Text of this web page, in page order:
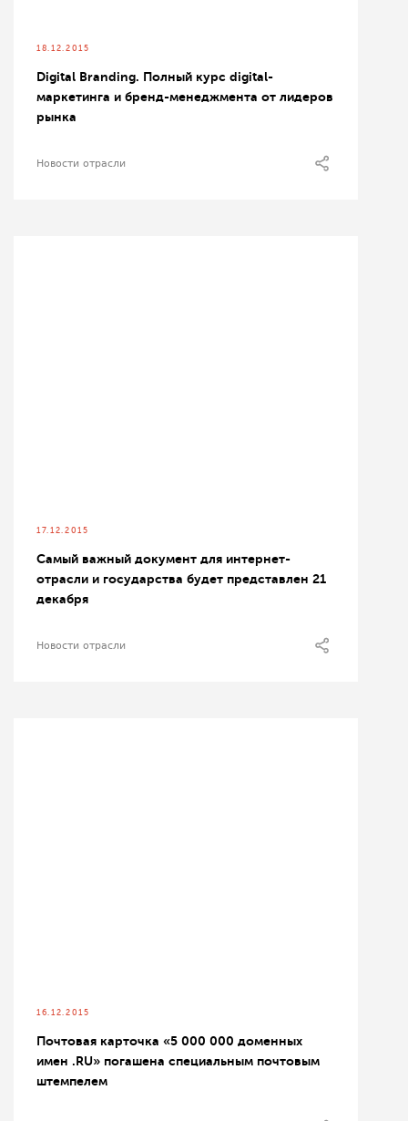
18.12.2015
Digital Branding. Полный курс digital-
маркетинга и бренд-менеджмента от лидеров
рынка
Новости отрасли
17.12.2015
Самый важный документ для интернет-
отрасли и государства будет представлен 21
декабря
Новости отрасли
16.12.2015
Почтовая карточка «5 000 000 доменных
имен .RU» погашена специальным почтовым
штемпелем